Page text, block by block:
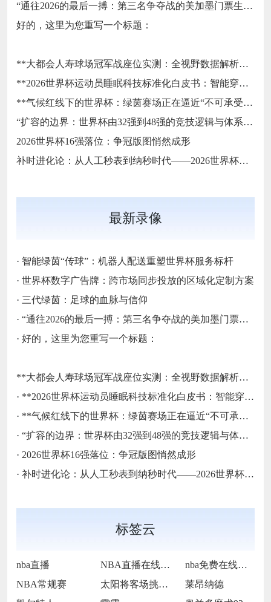
“通往2026的最后一搏：第三名争夺战的美加墨门票生死局”
好的，这里为您重写一个标题：
**大都会人寿球场冠军战座位实测：全视野数据解析与等级精准评估**
**2026世界杯运动员睡眠科技标准化白皮书：智能穿戴监测标准与认证体系框架**
**气候红线下的世界杯：绿茵赛场正在逼近“不可承受之热”**
“扩容的边界：世界杯由32强到48强的竞技逻辑与体系重塑”
2026世界杯16强落位：争冠版图悄然成形
补时进化论：从人工秒表到纳秒时代——2026世界杯计时规则展望
最新录像
· 智能绿茵“传球”：机器人配送重塑世界杯服务标杆
· 世界杯数字广告牌：跨市场同步投放的区域化定制方案
· 三代绿茵：足球的血脉与信仰
· “通往2026的最后一搏：第三名争夺战的美加墨门票生死局”
· 好的，这里为您重写一个标题：
**大都会人寿球场冠军战座位实测：全视野数据解析与等级精准评估**
· **2026世界杯运动员睡眠科技标准化白皮书：智能穿戴监测标准与认证体系框架**
· **气候红线下的世界杯：绿茵赛场正在逼近“不可承受之热”**
· “扩容的边界：世界杯由32强到48强的竞技逻辑与体系重塑”
· 2026世界杯16强落位：争冠版图悄然成形
· 补时进化论：从人工秒表到纳秒时代——2026世界杯计时规则展望
标签云
nba直播 NBA直播在线观看
nba免费在线高清直播
NBA常规赛
太阳将客场挑战步行者
莱昂纳德